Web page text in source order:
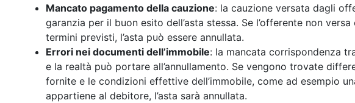
Mancato pagamento della cauzione: la cauzione versata dagli
garanzia per il buon esito dell’asta stessa. Se l’offerente non
termini previsti, l’asta può essere annullata.
Errori nei documenti dell’immobile: la mancata corrispondenza
e la realtà può portare all’annullamento. Se vengono trovate
fornite e le condizioni effettive dell’immobile, come ad esempio
appartiene al debitore, l’asta sarà annullata.